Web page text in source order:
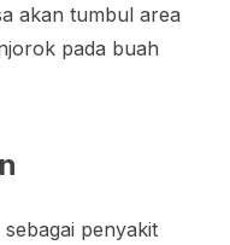
akan tumbul area
pada buah
penyakit